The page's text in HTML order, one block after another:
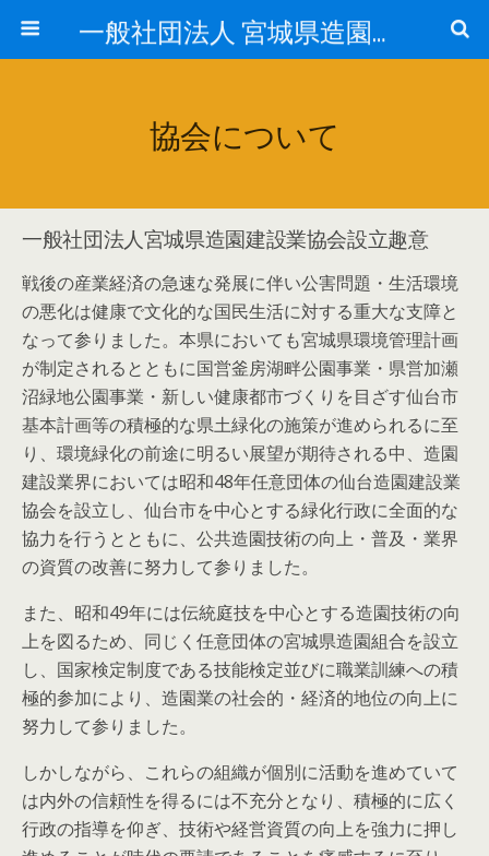
一般社団法人 宮城県造園建設業協会ホームページ
協会について
一般社団法人宮城県造園建設業協会設立趣意
戦後の産業経済の急速な発展に伴い公害問題・生活環境
の悪化は健康で文化的な国民生活に対する重大な支障と
なって参りました。本県においても宮城県環境管理計画
が制定されるとともに国営釜房湖畔公園事業・県営加瀬
沼緑地公園事業・新しい健康都市づくりを目ざす仙台市
基本計画等の積極的な県土緑化の施策が進められるに至
り、環境緑化の前途に明るい展望が期待される中、造園
建設業界においては昭和48年任意団体の仙台造園建設業
協会を設立し、仙台市を中心とする緑化行政に全面的な
協力を行うとともに、公共造園技術の向上・普及・業界
の資質の改善に努力して参りました。
また、昭和49年には伝統庭技を中心とする造園技術の向
上を図るため、同じく任意団体の宮城県造園組合を設立
し、国家検定制度である技能検定並びに職業訓練への積
極的参加により、造園業の社会的・経済的地位の向上に
努力して参りました。
しかしながら、これらの組織が個別に活動を進めていて
は内外の信頼性を得るには不充分となり、積極的に広く
行政の指導を仰ぎ、技術や経営資質の向上を強力に押し